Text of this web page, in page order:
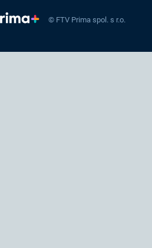
© FTV Prima spol. s r.o.